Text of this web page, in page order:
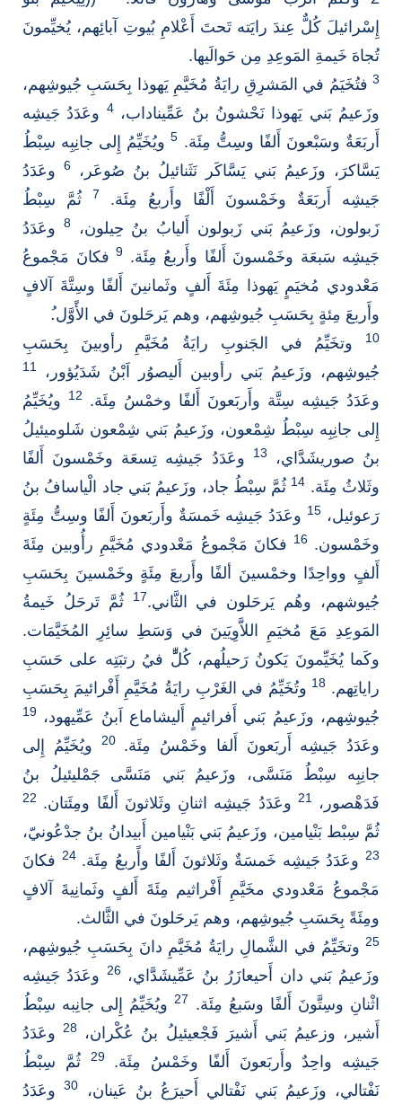
إِسْرائيلَ كُلٌّ عِندَ رايَته تَحتَ أَعْلامِ بُيوتِ آبائِهم، يُخيِّمونَ
تُجاهَ خَيمةِ المَوعِدِ مِن حَوالَيها.
3 فتُخَيَمُ في المَشرِقِ رايَةُ مُخَيَّمِ يَهوذا بِحَسَبِ جُيوشِهم،
وزَعيمُ بَني يَهوذا نَحْشونُ بنُ عَمِّيناداب،4 وعَدَدُ جَيشِه
أَربَعَةٌ وسَبْعونَ أَلفًا وسِتُّ مِئَة. 5ويُخَيِّمُ إِلى جانِبِه سِبْطُ
يَسَّاكرَ، وزَعيمُ بَني يَسَّاكَر نَثَنائيلُ بنُ صُوعَر،
6
وعَدَدُ
جَيشِه أَربَعَةٌ وخَمْسونَ أَلْفًا وأَربعُ مِئَة.
7
ثُمَّ سِبْطُ
زَبولون، وزَعيمُ بَني زَبولون أَليابُ بنُ حِيلون،8
وعَدَدُ
جَيشِه سَبعَة وخَمْسونَ أَلفًا وأَربعُ مِئَة. 9 فكانَ مَجْموعُ
مَعْدودي مُخيَمٍ يَهوذا مِئَةَ أَلفٍ وثَمانينَ أَلفًا وسِتَّةَ آلافٍ
وأَربعَ مِئةٍ بِحَسَبِ جُيوشِهم، وهم يَرحَلونَ في الأًوَّل.ُ
10
وتخَيِّمُ في الجَنوبِ رايَةُ مُخَيَّمِ رأوبينَ بِحَسَبِ
جُيوشِهم، وزَعيمُ بَني رأوبين أَليصوُر اَبْنُ شَدَيُؤور،
11
وعَدَدُ جَيشِه سِتَّة وأَربَعونَ أَلفًا وخمْسُ مِئَة. 12
ويُخَيِّمُ
إِلى جانِبِه سِبْطُ شِمْعون، وزَعيمُ بَني شِمْعون شَلوميئيلُ
بنُ صوريشَدَّاي،
13
وعَدَدُ جَيشِه تِسعَة وخَمْسونَ أَلفًا
وثَلاثُ مِئَة. 14 ثُمَّ سِبْطُ جاد، وزَعيمُ بَني جاد الْياسافُ بنُ
رَعوئيل، 15 وعَدَدُ جَيشِه خَمسَةٌ وأَربَعونَ أَلفًا وسِتُّ مِئَةٍ
وخَمْسون.16 فكانَ مَجْموعُ مَعْدودي مُخَيَّمِ رأُوبين مِئَةَ
أَلفٍ وواحِدًا وخمْسينَ ألفًا وأَربعَ مِئَةٍ وخَمْسينَ بِحَسَبِ
جُيوشهم، وهُم يَرحَلون في الثَّاني.17
ثُمَّ تَرحَلُ خَيمةُ
المَوعِدِ مَعَ مُخيَمِ اللاَّوِيَينَ في وَسَطِ سائِرِ المُخَيَّمَات.
وكَما يُخَيِّمونَ يَكونُ رَحيلُهم، كُلِّّ فيُ رتبَتِه على حَسَبِ
راياتِهم. 18 وتُخَيِّمُ في الغَرْبِ رايَةُ مُخَيَّمِ أَفْرائيمَ بِحَسَبِ
جُيوشِهم، وزَعيمُ بَني أَفرائيمٍ أَليشاماع اَبنُ عَمِّيهود، 19
وعَدَدُ جَيشِه أَربَعونَ أَلفا وخَمْسُ مِئَة.20
ويُخَيِّمُ إِلى
جانِبِه سِبْطُ مَنَسَّى، وزَعيمُ بَني مَنَسَّى جَمْليئيلُ بنُ
فَدَهْصور،21 وعَدَدُ جَيشِه اثنانِ وثَلاثونَ أَلفًا ومِئَتان. 22
ثُمَّ سِبْط بَنْيامين، وزَعيمُ بَني بَنْيامين أَبيدانُ بنُ جدْعُونيّ،
23وعَدَدُ جَيشِه خَمسَةٌ وثَلاثونَ أَلفًا وأًربعُ مِئَة.24 فكانَ
مَجْموعُ مَعْدودي مخَيَّمِ أَفْراثيم مِئَةَ أَلفٍ وثَمانِيةَ آلافٍ
ومِئَةً بِحَسَبِ جُيوشِهم، وهم يَرحَلونَ في الثَّالث.
25 وتخَيِّمُ في الشَّمالِ رايَةُ مُخَيَّمِ دانَ بِحَسَبِ جُيوشِهم،
وزَعيمُ بَني دان أَحيعازَرُ بنُ عَمِّيشَدَّاي،26 وعَدَدُ جَيشِه
اثْنانِ وسِتَّونَ أَلفًا وسَبعُ مِئَة.
27ويُخَيِّمُ إِلى جانِبه سِبْطُ
أَشير، وزعيمُ بَني أَشيرَ فَجْعيئيلُ بنُ عُكْران،
28وعَدَدُ
جَيشِه واحِدٌ وأَربَعونَ أَلفًا وخَمْسُ مِئَة.29
ثُمَّ سِبْطُ
نَفْتالي، وزَعيمُ بَني نَفْتالي أَحيرَعُ بنُ عَينان،
30وعَدَدُ